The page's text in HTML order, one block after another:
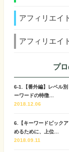
アフィリエイ
アフィリエイ
プ
6-1.【番外編】レベル
ーワードの特徴…
2018.12.06
6.【キーワードピック
めるために、上位…
2018.09.11